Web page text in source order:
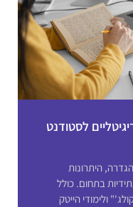
לסטודנט
היתרונות
בתחום. כולל
ולימודי הייטק